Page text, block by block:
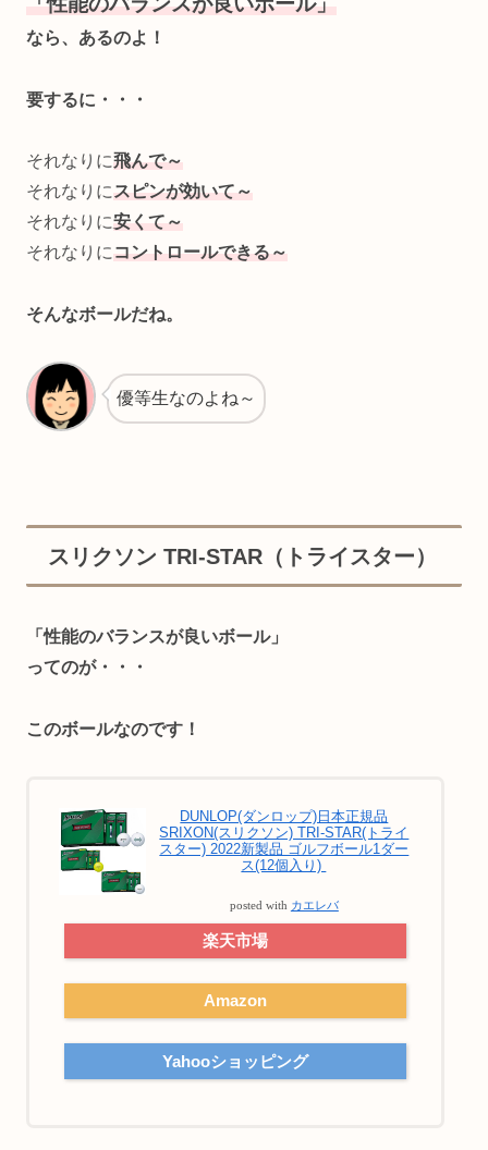
なら、あるのよ！
要するに・・・
それなりに飛んで～
それなりにスピンが効いて～
それなりに安くて～
それなりにコントロールできる～
そんなボールだね。
優等生なのよね～
スリクソン TRI-STAR（トライスター）
「性能のバランスが良いボール」
ってのが・・・
このボールなのです！
DUNLOP(ダンロップ)日本正規品
SRIXON(スリクソン) TRI-STAR(トライ
スター) 2022新製品 ゴルフボール1ダー
ス(12個入り)
posted with カエレバ
楽天市場
Amazon
Yahooショッピング